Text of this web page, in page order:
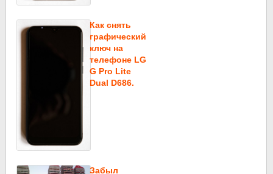
Как снять
графический
ключ на
телефоне LG
G Pro Lite
Dual D686.
Забыл